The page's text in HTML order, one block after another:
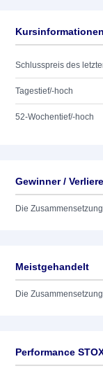
Kursinformationen
Schlusspreis des
Tagestief/-hoch
52-Wochentief/-hoch
Gewinner /
Die
Meistgehandelt
Die
Performance